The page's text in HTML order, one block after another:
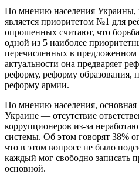
По мнению населения Украины,
является приоритетом №1 для
опрошенных считают, что
одной из 5 наиболее
перечисленных в предложенном
актуальности она предваряет
реформу, реформу образования,
реформу армии.
По мнению населения,
Украине — отсутствие
коррупционеров из-за
системы. Об этом говорят 38%
что в этом вопросе не было
каждый мог свободно записать
основной.